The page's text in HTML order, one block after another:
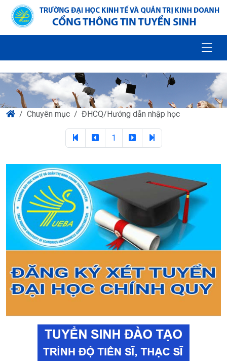
Chuyên mục ĐHCQ/Hướng dẫn nhập học
1